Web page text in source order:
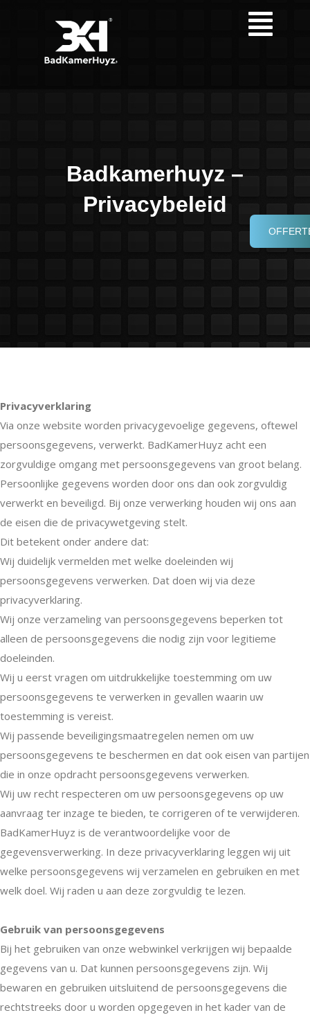
Badkamerhuyz –
Privacybeleid
Privacyverklaring
Via onze website worden privacygevoelige gegevens, oftewel
persoonsgegevens, verwerkt. BadKamerHuyz acht een
zorgvuldige omgang met persoonsgegevens van groot belang.
Persoonlijke gegevens worden door ons dan ook zorgvuldig
verwerkt en beveiligd. Bij onze verwerking houden wij ons aan
de eisen die de privacywetgeving stelt.
Dit betekent onder andere dat:
Wij duidelijk vermelden met welke doeleinden wij
persoonsgegevens verwerken. Dat doen wij via deze
privacyverklaring.
Wij onze verzameling van persoonsgegevens beperken tot
alleen de persoonsgegevens die nodig zijn voor legitieme
doeleinden.
Wij u eerst vragen om uitdrukkelijke toestemming om uw
persoonsgegevens te verwerken in gevallen waarin uw
toestemming is vereist.
Wij passende beveiligingsmaatregelen nemen om uw
persoonsgegevens te beschermen en dat ook eisen van partijen
die in onze opdracht persoonsgegevens verwerken.
Wij uw recht respecteren om uw persoonsgegevens op uw
aanvraag ter inzage te bieden, te corrigeren of te verwijderen.
BadKamerHuyz is de verantwoordelijke voor de
gegevensverwerking. In deze privacyverklaring leggen wij uit
welke persoonsgegevens wij verzamelen en gebruiken en met
welk doel. Wij raden u aan deze zorgvuldig te lezen.
Gebruik van persoonsgegevens
Bij het gebruiken van onze webwinkel verkrijgen wij bepaalde
gegevens van u. Dat kunnen persoonsgegevens zijn. Wij
bewaren en gebruiken uitsluitend de persoonsgegevens die
rechtstreeks door u worden opgegeven in het kader van de